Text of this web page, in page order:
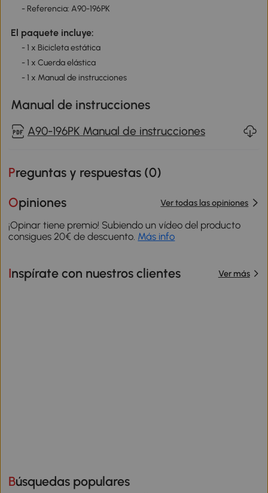
- Referencia: A90-196PK
El paquete incluye:
- 1 x Bicicleta estática
- 1 x Cuerda elástica
- 1 x Manual de instrucciones
Manual de instrucciones
A90-196PK Manual de instrucciones
Preguntas y respuestas (0)
Opiniones Ver todas las opiniones
¡Opinar tiene premio! Subiendo un vídeo del producto
consigues 20€ de descuento. Más info
Inspírate con nuestros clientes Ver más
Búsquedas populares